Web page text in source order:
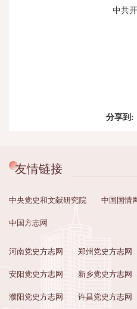
中共开封市
分享到:
友情链接
中央党史和文献研究院 中国国情
中国方志网
河南党史方志网 郑州党史方志网
安阳党史方志网 新乡党史方志网
濮阳党史方志网 许昌党史方志网